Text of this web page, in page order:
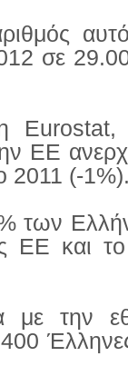
σε
Eurostat,
ΕΕ
2011 (-
των
ΕΕ και
την